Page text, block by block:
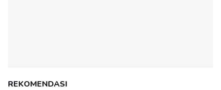
REKOMENDASI